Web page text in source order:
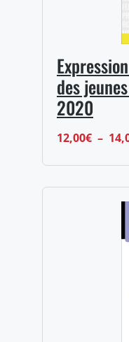
des
2020
12,00€ –